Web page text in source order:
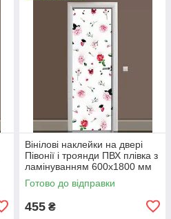
Вінілові наклейки на двері
Півонії і троянди ПВХ плівка з
ламінуванням 600х1800 мм
квіти Білий
Готово до відправки
455 ₴